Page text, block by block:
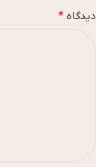
دیدگاه *